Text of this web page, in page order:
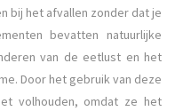
bij het afvallen zonder dat je
bevatten natuurlijke
van de eetlust en het
Door het gebruik van deze
volhouden, omdat ze het